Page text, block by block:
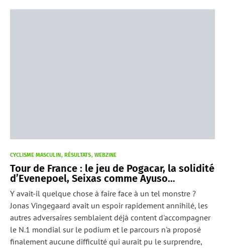
CYCLISME MASCULIN RÉSULTATS WEBZINE
Tour de France : le jeu de Pogacar, la solidité
d’Evenepoel, Seixas comme Ayuso…
Y avait-il quelque chose à faire face à un tel monstre ?
Jonas Vingegaard avait un espoir rapidement annihilé, les
autres adversaires semblaient déjà content d'accompagner
le N.1 mondial sur le podium et le parcours n'a proposé
finalement aucune difficulté qui aurait pu le surprendre,